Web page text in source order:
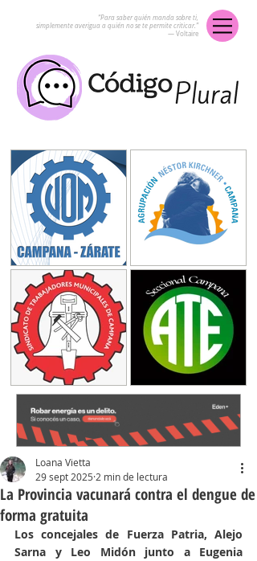
“Para saber quién manda sobre ti,
simplemente averigua a quién no se te permite criticar.”
― Voltaire
La Provincia vacunará contra el dengue de
forma gratuita
Loana Vietta
29 sept 2025 2 min de lectura
Los concejales de Fuerza Patria, Alejo
Sarna y Leo Midón junto a Eugenia